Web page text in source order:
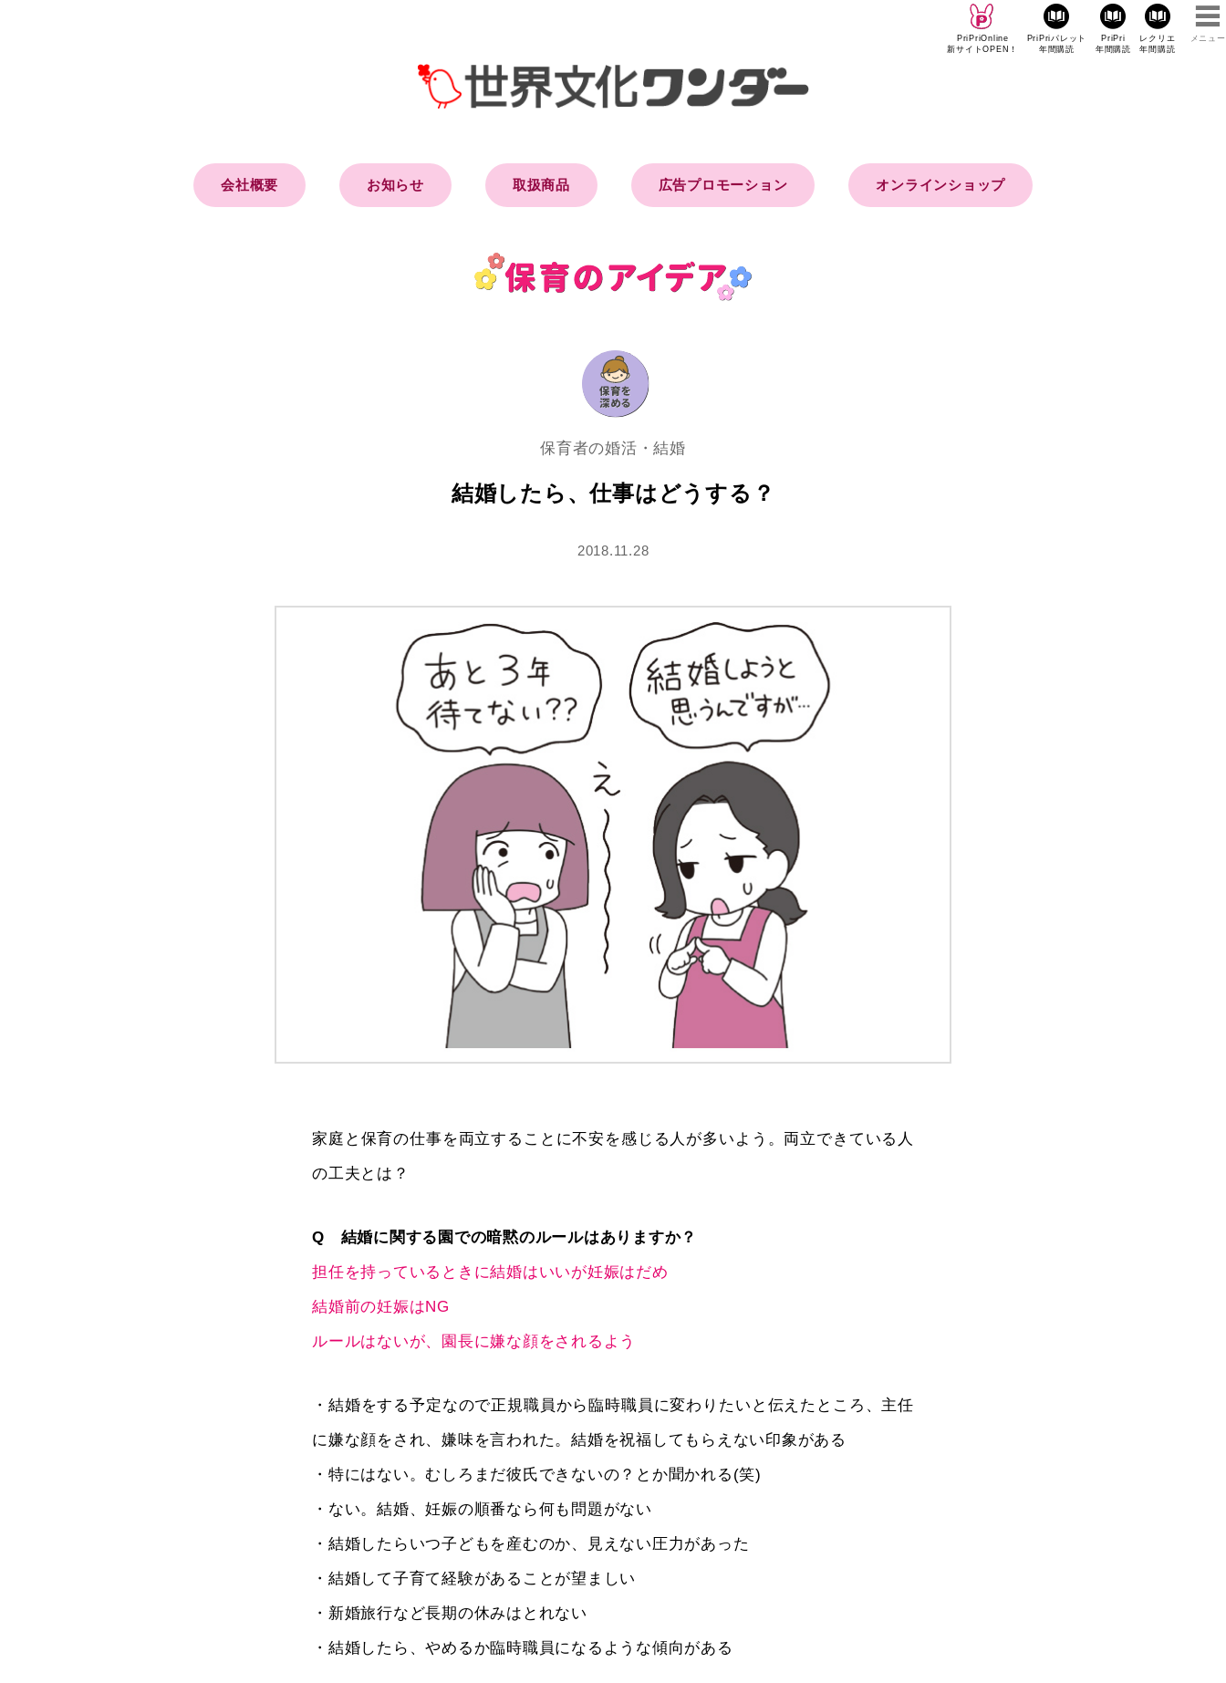
PriPriOnline
新サイトOPEN！
PriPriパレット
年間購読
PriPri
年間購読
レクリエ
年間購読
メニュー
会社概要 お知らせ 取扱商品 広告プロモーション オンラインショップ
保育者の婚活・結婚
結婚したら、仕事はどうする？
2018.11.28
家庭と保育の仕事を両立することに不安を感じる人が多いよう。両立できている人
の工夫とは？
Q 結婚に関する園での暗黙のルールはありますか？
担任を持っているときに結婚はいいが妊娠はだめ
結婚前の妊娠はNG
ルールはないが、園長に嫌な顔をされるよう
・結婚をする予定なので正規職員から臨時職員に変わりたいと伝えたところ、主任
に嫌な顔をされ、嫌味を言われた。結婚を祝福してもらえない印象がある
・特にはない。むしろまだ彼氏できないの？とか聞かれる(笑)
・ない。結婚、妊娠の順番なら何も問題がない
・結婚したらいつ子どもを産むのか、見えない圧力があった
・結婚して子育て経験があることが望ましい
・新婚旅行など長期の休みはとれない
・結婚したら、やめるか臨時職員になるような傾向がある